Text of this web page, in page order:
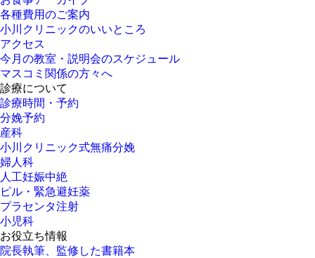
各種費用のご案内
小川クリニックのいいところ
アクセス
今月の教室・説明会のスケジュール
マスコミ関係の方々へ
診療について
診療時間・予約
分娩予約
産科
小川クリニック式無痛分娩
婦人科
人工妊娠中絶
ピル・緊急避妊薬
プラセンタ注射
小児科
お役立ち情報
院長執筆、監修した書籍本